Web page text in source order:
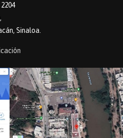
Sinaloa.